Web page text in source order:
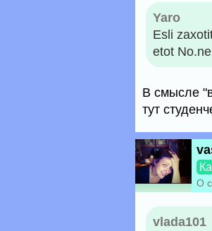
Yaro
Esli
etot
В смысле
тут
О
vlada101